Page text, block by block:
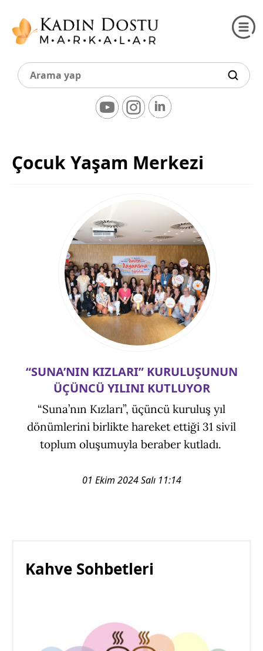
Çocuk Yaşam Merkezi
“SUNA’NIN KIZLARI” KURULUŞUNUN
ÜÇÜNCÜ YILINI KUTLUYOR
“Suna’nın Kızları”, üçüncü kuruluş yıl
dönümlerini birlikte hareket ettiği 31 sivil
toplum oluşumuyla beraber kutladı.
01 Ekim 2024 Salı 11:14
Kahve Sohbetleri